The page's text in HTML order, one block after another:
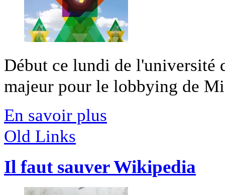
Début ce lundi de l'université
majeur pour le lobbying de
En savoir plus
Old Links
Il faut sauver Wikipedia